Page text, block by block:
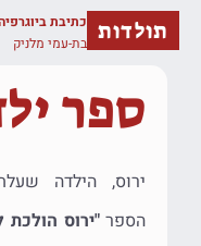
תולדות
כתיבת
בת-עמי מלניק
ספר
ירוס, הילדה
הספר"ירוס הולכת